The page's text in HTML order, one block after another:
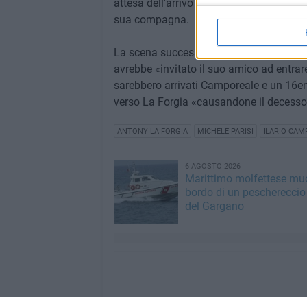
attesa dell'arrivo della vittima, la quale
sua compagna.
La scena successiva, secondo le
avrebbe «invitato il suo amico ad
sarebbero arrivati Camporeale e un
verso La Forgia «causandone il
ANTONY LA FORGIA MICHELE PARISI ILARIO
6 AGOSTO 2026
Marittimo molfettese
bordo di un
del Gargano